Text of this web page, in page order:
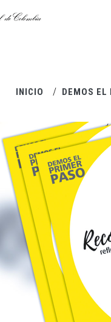
INICIO DEMOS EL